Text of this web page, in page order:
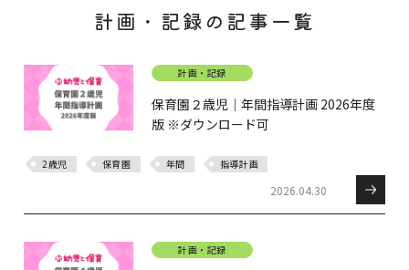
計画・記録の記事一覧
計画・記録
保育園２歳児｜年間指導計画 2026年度
版 ※ダウンロード可
2歳児 保育園 年間 指導計画
2026.04.30
計画・記録